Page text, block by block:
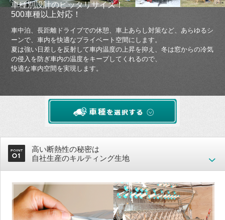
車種別設計のピッタリサイズ！
500車種以上対応！
車中泊、長距離ドライブでの休憩、車上あらし対策など、あらゆるシ
ーンで、車内を快適なプライベート空間にします。
夏は強い日差しを反射して車内温度の上昇を抑え、冬は窓からの冷気
の侵入を防ぎ車内の温度をキープしてくれるので、
快適な車内空間を実現します。
高い断熱性の秘密は
自社生産のキルティング生地